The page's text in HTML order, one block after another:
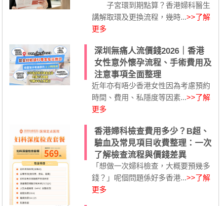
子宮環到期點算？香港婦科醫生
講解取環及更換流程，幾時...>>了解
更多
深圳無痛人流價錢2026｜香港
女性意外懷孕流程、手術費用及
注意事項全面整理
近年亦有唔少香港女性因為考慮預約
時間、費用、私隱度等因素...>>了解
更多
香港婦科檢查費用多少？B超、
驗血及常見項目收費整理：一次
了解檢查流程與價錢差異
「想做一次婦科檢查，大概要預幾多
錢？」呢個問題係好多香港...>>了解
更多